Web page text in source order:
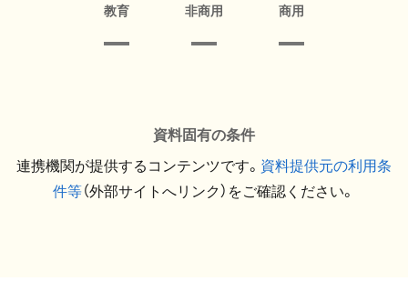
教育 非商用 商用
資料固有の条件
連携機関が提供するコンテンツです。 資料提供元の利用条
件等（外部サイトへリンク）をご確認ください。